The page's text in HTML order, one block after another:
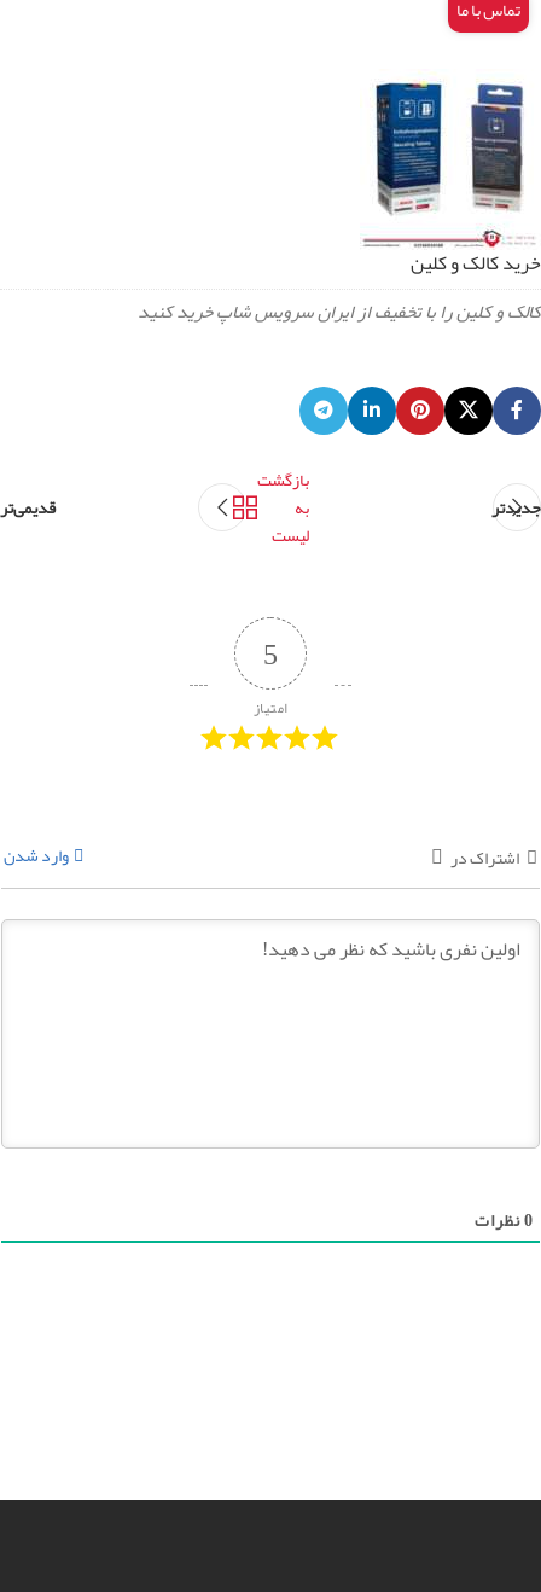
تماس با ما
خرید کالک و کلین
کالک و کلین را با تخفیف از ایران سرویس شاپ خرید کنید
جدیدتر
بازگشت
به
لیست
قدیمی‌تر
5
امتیاز
اشتراک در وارد شدن
0نظرات